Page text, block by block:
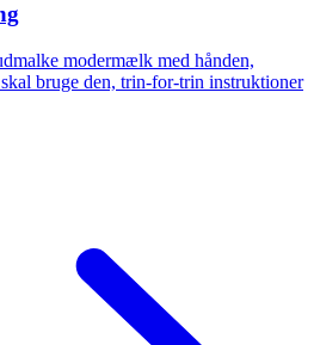
modermælk med hånden,
bruge den, trin-for-trin instruktioner